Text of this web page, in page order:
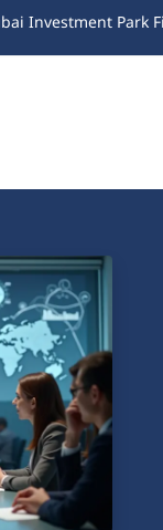
Investment Park